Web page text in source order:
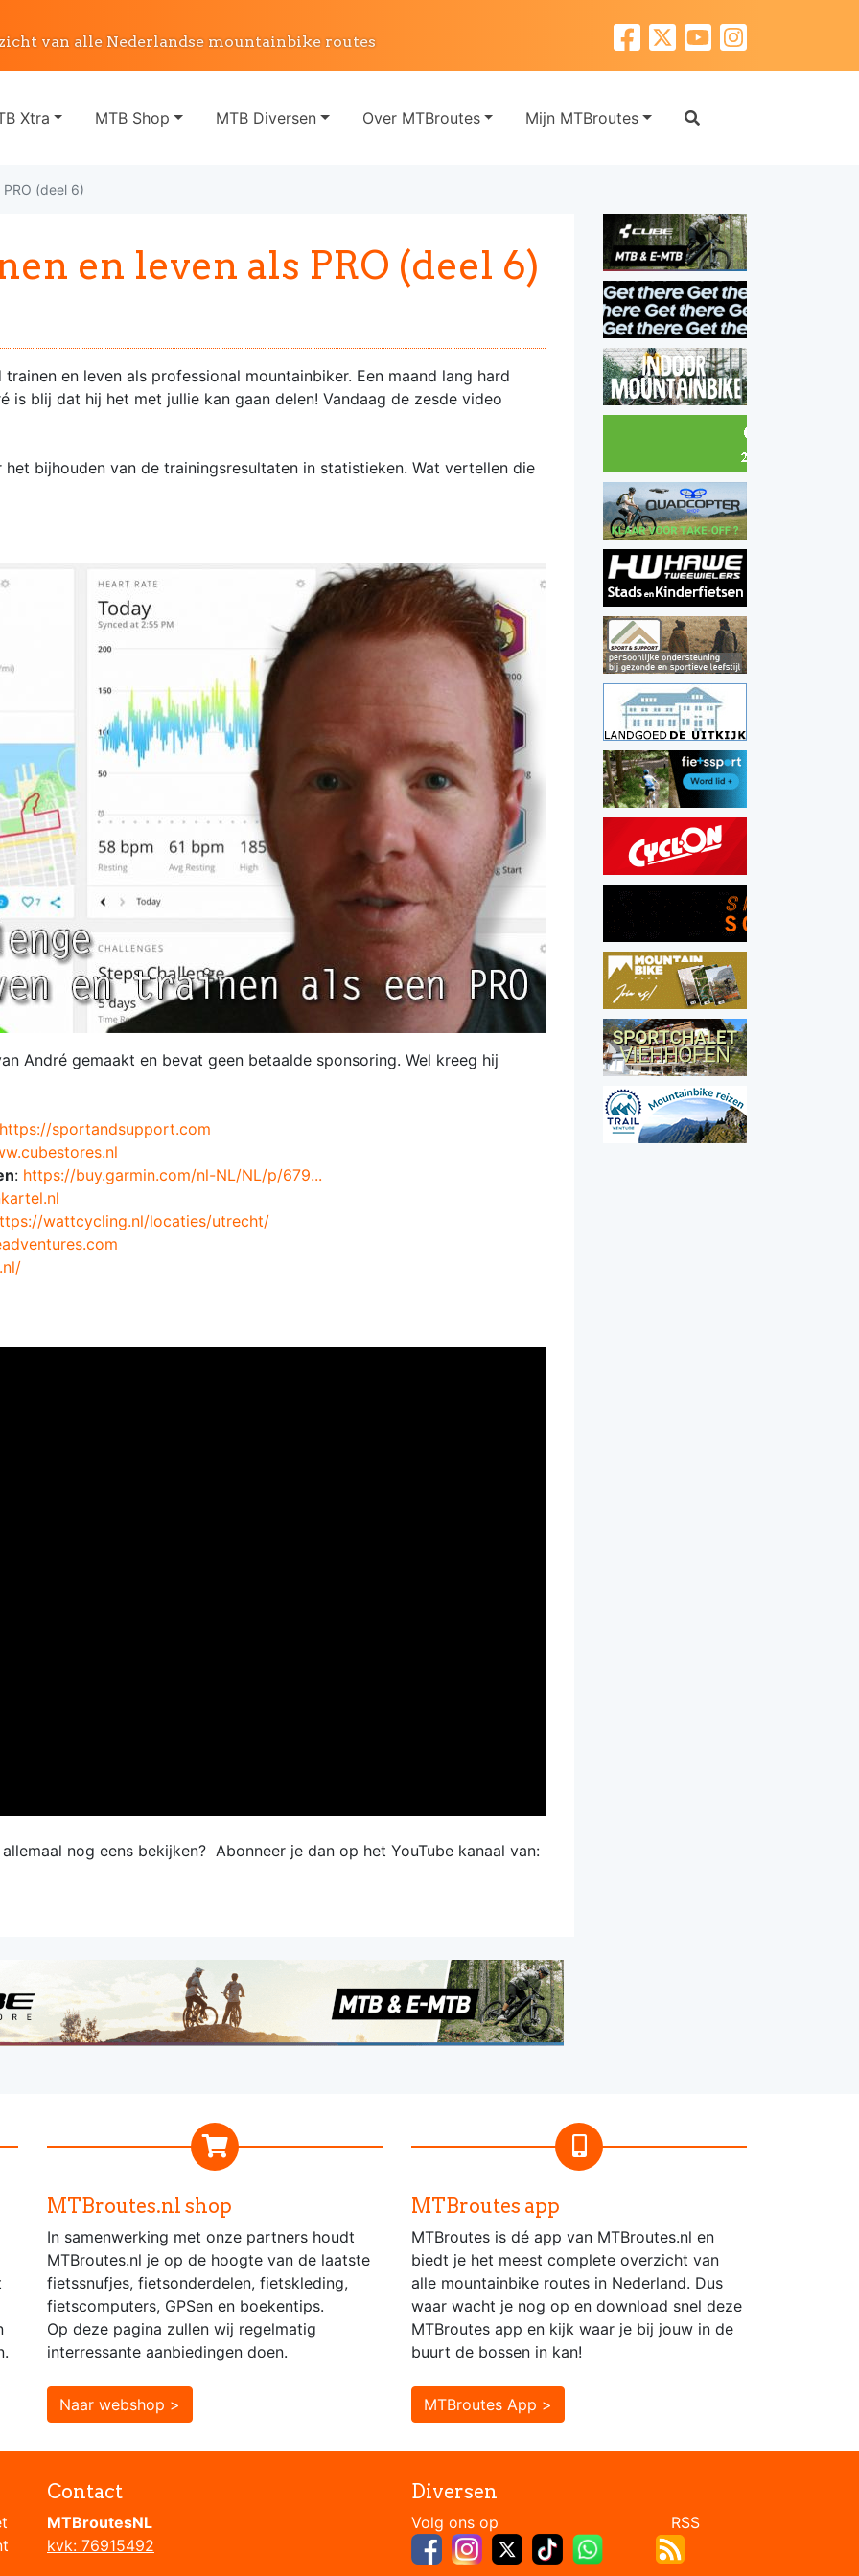
van alle Nederlandse mountainbike routes
Xtra MTB Shop MTB Diversen Over MTBroutes Mijn MTBroutes
(deel 6)
en leven als PRO (deel 6)
en leven als professional mountainbiker. Een maand lang hard
is blij dat hij het met jullie kan gaan delen! Vandaag de zesde video
bijhouden van de trainingsresultaten in statistieken. Wat vertellen die
André gemaakt en bevat geen betaalde sponsoring. Wel kreeg hij
https://sportandsupport.com
: https://buy.garmin.com/nl-NL/NL/p/679...
wattcycling.nl/locaties/utrecht/
nog eens bekijken? Abonneer je dan op het YouTube kanaal van:
MTBroutes.nl shop
In samenwerking met onze partners houdt
MTBroutes.nl je op de hoogte van de laatste
fietssnufjes, fietsonderdelen, fietskleding,
fietscomputers, GPSen en boekentips.
Op deze pagina zullen wij regelmatig
interressante aanbiedingen doen.
Naar webshop >
MTBroutes app
MTBroutes is dé app van MTBroutes.nl en
biedt je het meest complete overzicht van
alle mountainbike routes in Nederland. Dus
waar wacht je nog op en download snel deze
MTBroutes app en kijk waar je bij jouw in de
buurt de bossen in kan!
MTBroutes App >
Contact
MTBroutesNL
kvk: 76915492
Diversen
Volg ons op RSS